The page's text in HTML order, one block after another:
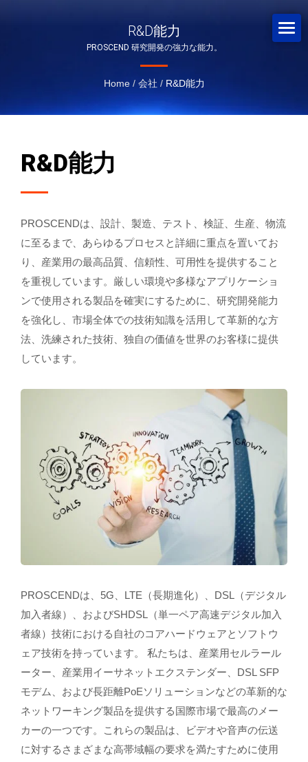
R&D能力
PROSCEND 研究開発の強力な能力。
Home / 会社 / R&D能力
R&D能力
PROSCENDは、設計、製造、テスト、検証、生産、物流
に至るまで、あらゆるプロセスと詳細に重点を置いてお
り、産業用の最高品質、信頼性、可用性を提供すること
を重視しています。厳しい環境や多様なアプリケーショ
ンで使用される製品を確実にするために、研究開発能力
を強化し、市場全体での技術知識を活用して革新的な方
法、洗練された技術、独自の価値を世界のお客様に提供
しています。
PROSCENDは、5G、LTE（長期進化）、DSL（デジタル
加入者線）、およびSHDSL（単一ペア高速デジタル加入
者線）技術における自社のコアハードウェアとソフトウ
ェア技術を持っています。 私たちは、産業用セルラール
ーター、産業用イーサネットエクステンダー、DSL SFP
モデム、および長距離PoEソリューションなどの革新的な
ネットワーキング製品を提供する国際市場で最高のメー
カーの一つです。これらの製品は、ビデオや音声の伝送
に対するさまざまな高帯域幅の要求を満たすために使用